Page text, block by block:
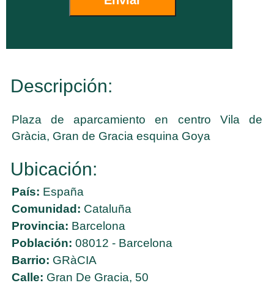
Descripción:
Plaza de aparcamiento en centro Vila de
Gràcia, Gran de Gracia esquina Goya
Ubicación:
País: España
Comunidad: Cataluña
Provincia: Barcelona
Población: 08012 - Barcelona
Barrio: GRàCIA
Calle: Gran De Gracia, 50